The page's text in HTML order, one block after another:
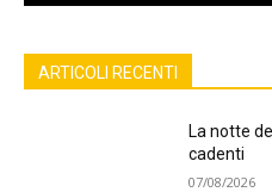
ARTICOLI RECENTI
La notte
cadenti
07/08/2026